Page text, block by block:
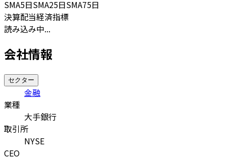
SMA5日SMA25日SMA75日
決算配当経済指標
読み込み中...
会社情報
セクター
金融
業種
大手銀行
取引所
NYSE
CEO